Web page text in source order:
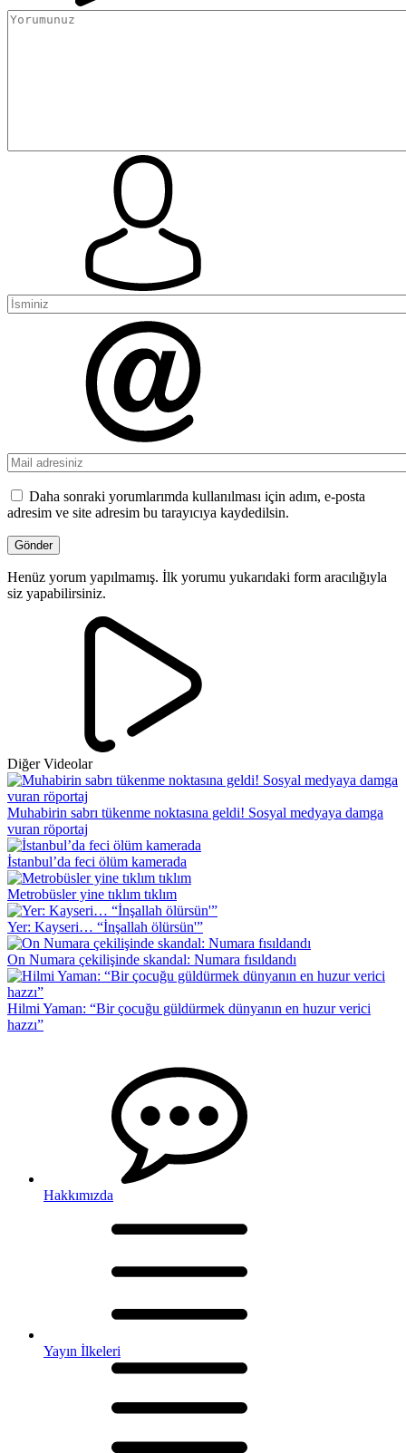
Daha sonraki yorumlarımda kullanılması için adım, e-posta
adresim ve site adresim bu tarayıcıya kaydedilsin.
Henüz yorum yapılmamış. İlk yorumu yukarıdaki form aracılığıyla
siz yapabilirsiniz.
Diğer Videolar
Muhabirin sabrı tükenme noktasına geldi! Sosyal medyaya damga
vuran röportaj
İstanbul’da feci ölüm kamerada
Metrobüsler yine tıklım tıklım
Yer: Kayseri… “İnşallah ölürsün'”
On Numara çekilişinde skandal: Numara fısıldandı
Hilmi Yaman: “Bir çocuğu güldürmek dünyanın en huzur verici
hazzı”
Hakkımızda
Yayın İlkeleri